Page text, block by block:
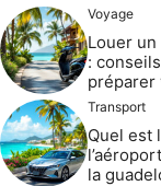
Voyage
Louer
:
préparer
Transport
Quel est
la